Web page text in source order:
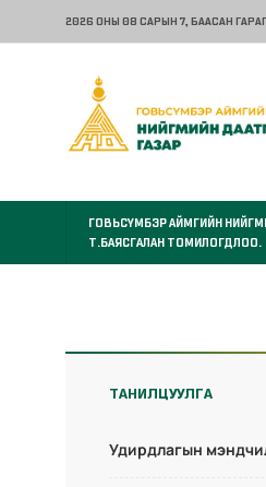
2026 ОНЫ 08 САРЫН 7, БААСАН ГАРАГ
ГОВЬСҮМБЭР АЙМГИЙН
Т.БАЯСГАЛАН ТОМИЛОГДЛОО.
ТАНИЛЦУУЛГА
Удирдлагын